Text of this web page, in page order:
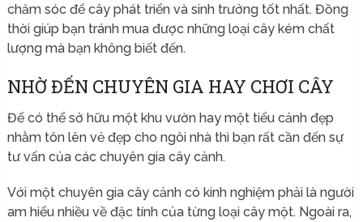
chăm sóc để cây phát triển và sinh trưởng tốt nhất. Đồng
thời giúp bạn tránh mua được những loại cây kém chất
lượng mà bạn không biết đến.
NHỜ ĐẾN CHUYÊN GIA HAY CHƠI CÂY
Để có thể sở hữu một khu vườn hay một tiểu cảnh đẹp
nhằm tôn lên vẻ đẹp cho ngôi nhà thì bạn rất cần đến sự
tư vấn của các chuyên gia cây cảnh.
Với một chuyên gia cây cảnh có kinh nghiệm phải là người
am hiểu nhiều về đặc tính của từng loại cây một. Ngoài ra,